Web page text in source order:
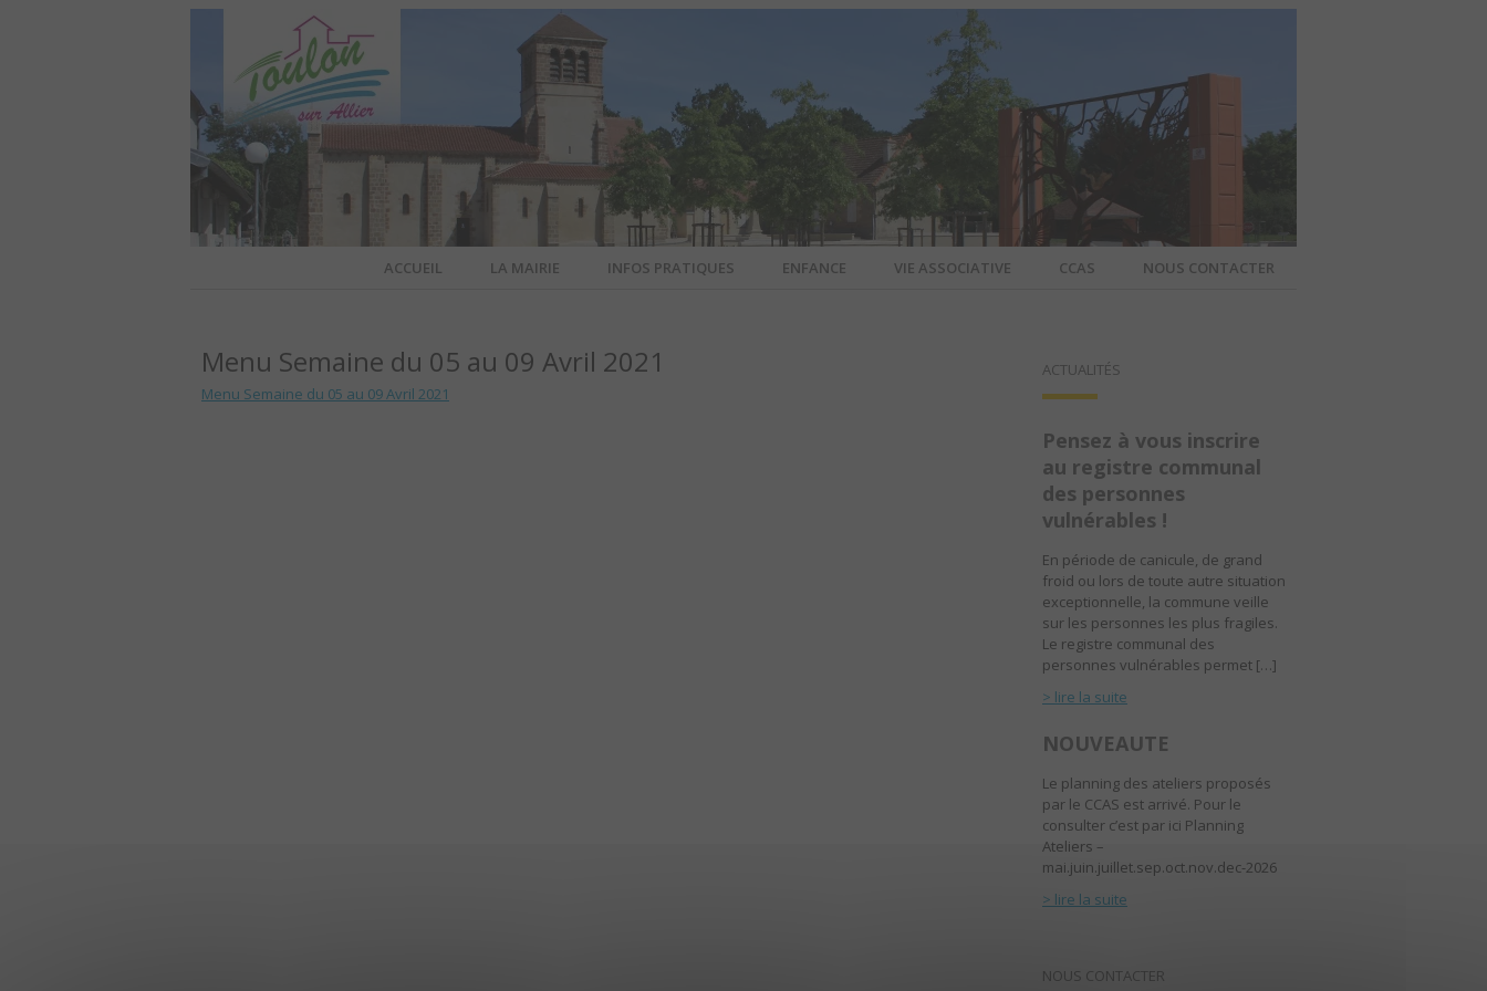
TOULON-SUR-ALLIER – SITE
OFFICIEL DE LA COMMUNE
ACCUEIL LA MAIRIE INFOS PRATIQUES ENFANCE VIE ASSOCIATIVE CCAS NOUS CONTACTER
Menu Semaine du 05 au 09 Avril 2021
Menu Semaine du 05 au 09 Avril 2021
ACTUALITÉS
Pensez à vous inscrire
au registre communal
des personnes
vulnérables !
En période de canicule, de grand
froid ou lors de toute autre situation
exceptionnelle, la commune veille
sur les personnes les plus fragiles.
Le registre communal des
personnes vulnérables permet […]
> lire la suite
NOUVEAUTE
Le planning des ateliers proposés
par le CCAS est arrivé. Pour le
consulter c’est par ici Planning
Ateliers –
mai.juin.juillet.sep.oct.nov.dec-2026
> lire la suite
NOUS CONTACTER